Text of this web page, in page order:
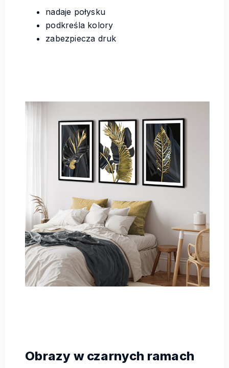
nadaje połysku
podkreśla kolory
zabezpiecza druk
Obrazy w czarnych ramach